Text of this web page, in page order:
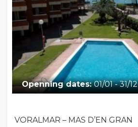
Openning dates:01/01 - 31/12
VORALMAR – MAS D’EN GRAN